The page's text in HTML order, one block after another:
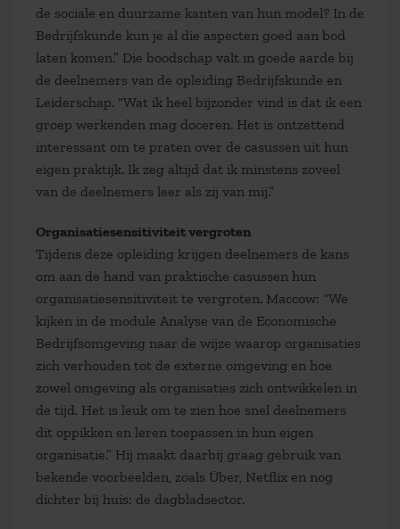
de sociale en duurzame kanten van hun model? In de
Bedrijfskunde kun je al die aspecten goed aan bod
laten komen.” Die boodschap valt in goede aarde bij
de deelnemers van de opleiding Bedrijfskunde en
Leiderschap. “Wat ik heel bijzonder vind is dat ik een
groep werkenden mag doceren. Het is ontzettend
interessant om te praten over de casussen uit hun
eigen praktijk. Ik zeg altijd dat ik minstens zoveel
van de deelnemers leer als zij van mij.”
Organisatiesensitiviteit vergroten
Tijdens deze opleiding krijgen deelnemers de kans
om aan de hand van praktische casussen hun
organisatiesensitiviteit te vergroten. Maccow: “We
kijken in de module Analyse van de Economische
Bedrijfsomgeving naar de wijze waarop organisaties
zich verhouden tot de externe omgeving en hoe
zowel omgeving als organisaties zich ontwikkelen in
de tijd. Het is leuk om te zien hoe snel deelnemers
dit oppikken en leren toepassen in hun eigen
organisatie.” Hij maakt daarbij graag gebruik van
bekende voorbeelden, zoals Über, Netflix en nog
dichter bij huis: de dagbladsector.